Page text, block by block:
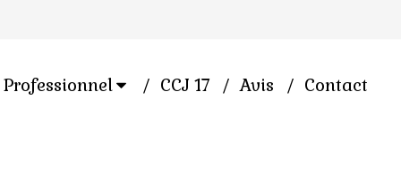
Professionnel CCJ 17 Avis Contact